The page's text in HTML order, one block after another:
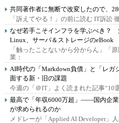
共同著作者に無断で改変したので、
「訴えてやる！」の前に読む IT訴訟
なぜ若手こそインフラを学ぶべき？
Linux、サーバ＆ストレージのeBook
「触ったことないから分からん」「
業：
AI時代の「Markdown負債」と「レガ
面する新・旧の課題
今週の「＠IT」よく読まれた記事“10
最高で「年収6000万超」――国内企
が求められるのか
メドレーが「Applied AI Developer」人